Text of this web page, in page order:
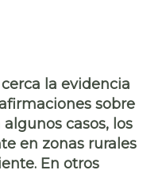
la evidencia
sobre
algunos casos, los
en zonas rurales
En otros